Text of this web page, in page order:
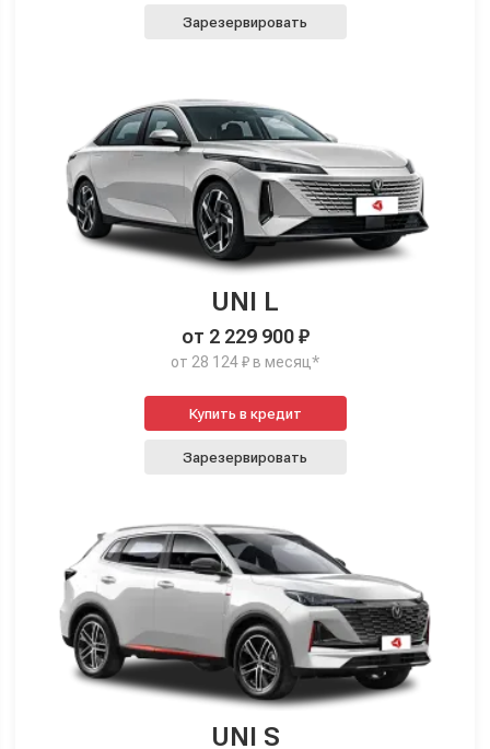
Зарезервировать
UNI L
от 2 229 900 ₽
от 28 124 ₽ в месяц*
Купить в кредит
Зарезервировать
UNI S